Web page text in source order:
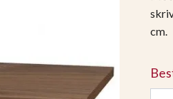
cm.